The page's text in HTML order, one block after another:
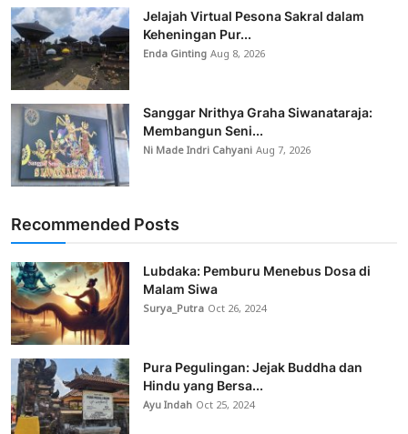
Jelajah Virtual Pesona Sakral dalam
Keheningan Pur...
Enda GintingAug 8, 2026
Sanggar Nrithya Graha Siwanataraja:
Membangun Seni...
Ni Made Indri CahyaniAug 7, 2026
Recommended Posts
Lubdaka: Pemburu Menebus Dosa di
Malam Siwa
Surya_Putra Oct 26, 2024
Pura Pegulingan: Jejak Buddha dan
Hindu yang Bersa...
Ayu Indah Oct 25, 2024